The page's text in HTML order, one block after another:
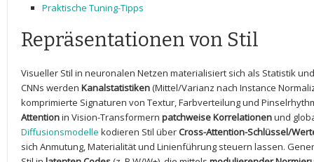
Praktische Tuning-Tipps
Repräsentationen von Stil
Visueller Stil in neuronalen Netzen materialisiert sich als Statistik
CNNs werden Kanalstatistiken(Mittel/Varianz nach Instance​
komprimierte Signaturen von Textur, Farbverteilung und
Attentionin Vision-Transformern patchweise Korrelationenund
Diffusionsmodelle ​ kodieren Stil überCross-Attention-Schlüssel/
sich Anmutung, Materialität und Linienführung steuern lassen.⁣